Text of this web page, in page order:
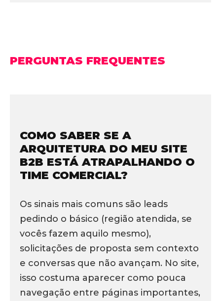
PERGUNTAS FREQUENTES
COMO SABER SE A
ARQUITETURA DO MEU SITE
B2B ESTÁ ATRAPALHANDO O
TIME COMERCIAL?
Os sinais mais comuns são leads
pedindo o básico (região atendida, se
vocês fazem aquilo mesmo),
solicitações de proposta sem contexto
e conversas que não avançam. No site,
isso costuma aparecer como pouca
navegação entre páginas importantes,